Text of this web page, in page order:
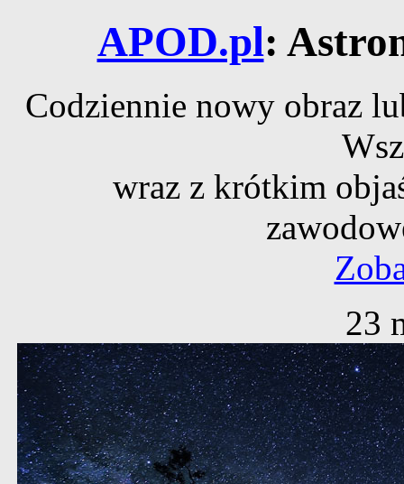
APOD.pl:
Codziennie nowy obraz
wraz z krótkim
23